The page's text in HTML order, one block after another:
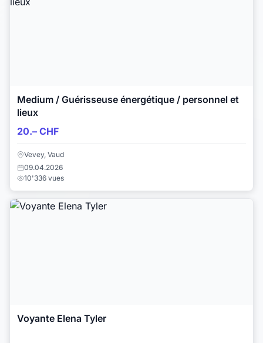
Medium / Guérisseuse énergétique / personnel et
lieux
20.– CHF
Vevey, Vaud
09.04.2026
10'336 vues
Voyante Elena Tyler